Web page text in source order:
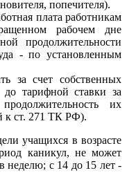
попечителя).
плата работникам
рабочем дне
продолжительности
- по установленным
за счет собственных
до тарифной ставки за
их
к ст. 271 ТК РФ).
учащихся в возрасте
каникул, не может
неделю; с 14 до 15 лет -